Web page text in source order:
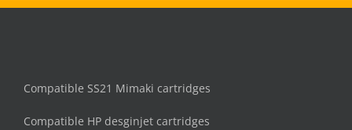
Compatible SS21 Mimaki cartridges
Compatible HP desginjet cartridges